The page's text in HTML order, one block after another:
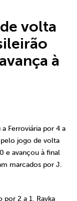
volta
à
Ferroviária por 4 a
pelo jogo de volta
e avançou à final
marcados por J.
2 a 1. Rayka